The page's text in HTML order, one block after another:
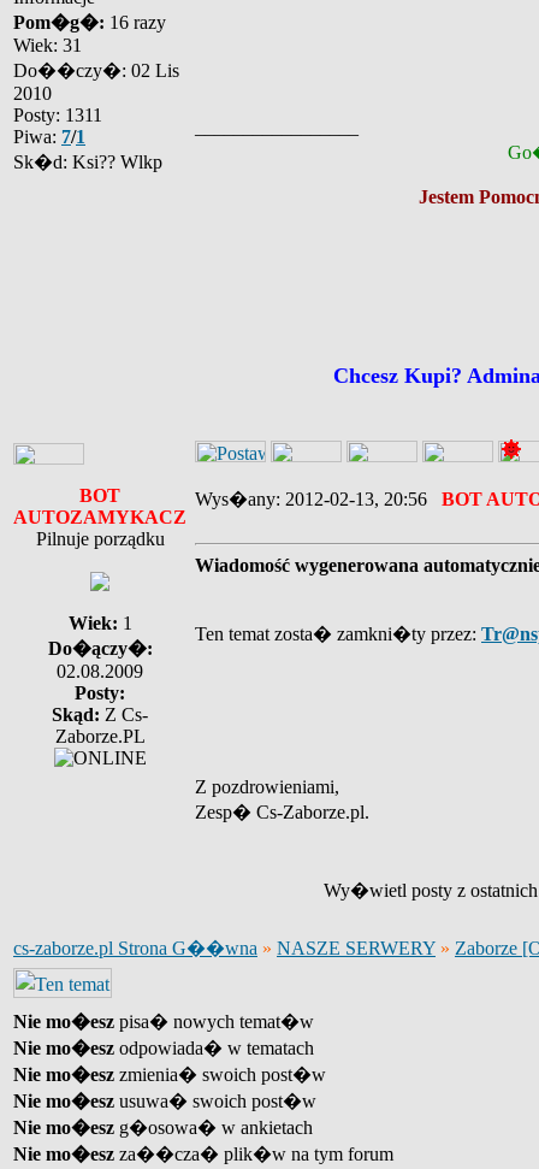
Pom�g�: 16 razy
Wiek: 31
Do��czy�: 02 Lis
2010
Posty: 1311
Piwa: 7/1
Sk�d: Ksi?? Wlkp
Jestem
Chcesz Kupi?
BOT
AUTOZAMYKACZ
Pilnuje porządku
Wiek: 1
Do�ączy�:
02.08.2009
Posty:
Skąd: Z Cs-
Zaborze.PL
Wys�any: 2012-02-13, 20:56 BOT
Wiadomość wygenerowana
Ten temat zosta� zamkni�ty przez:
Z pozdrowieniami,
Zesp� Cs-Zaborze.pl.
Wy�wietl posty z
cs-zaborze.pl Strona G��wna » NASZE SERWERY » Zaborze
Nie mo�esz pisa� nowych temat�w
Nie mo�esz odpowiada� w tematach
Nie mo�esz zmienia� swoich post�w
Nie mo�esz usuwa� swoich post�w
Nie mo�esz g�osowa� w ankietach
Nie mo�esz za��cza� plik�w na tym forum